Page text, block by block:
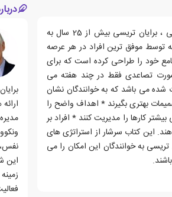
یکی از مشاوران برتر تجاری دنیا و کارشناسان موفقیت شخصی ، برایان تریسی بیش از 25 سال به
توسط موفق ترین افراد در هر عرصه
خود را طراحی کرده است که برای
تصاعدی فقط در چند هفته می
شده می باشد که به خوانندگان نشان
بهتری بگیرند * اهداف واضح را
بیشتر کارها را مدیریت کنند * افراد بر
این کتاب سرشار از استراتژی های
به خوانندگان این امکان را می
این